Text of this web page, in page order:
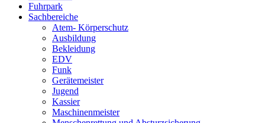
Fuhrpark
Sachbereiche
Atem- Körperschutz
Ausbildung
Bekleidung
EDV
Funk
Gerätemeister
Jugend
Kassier
Maschinenmeister